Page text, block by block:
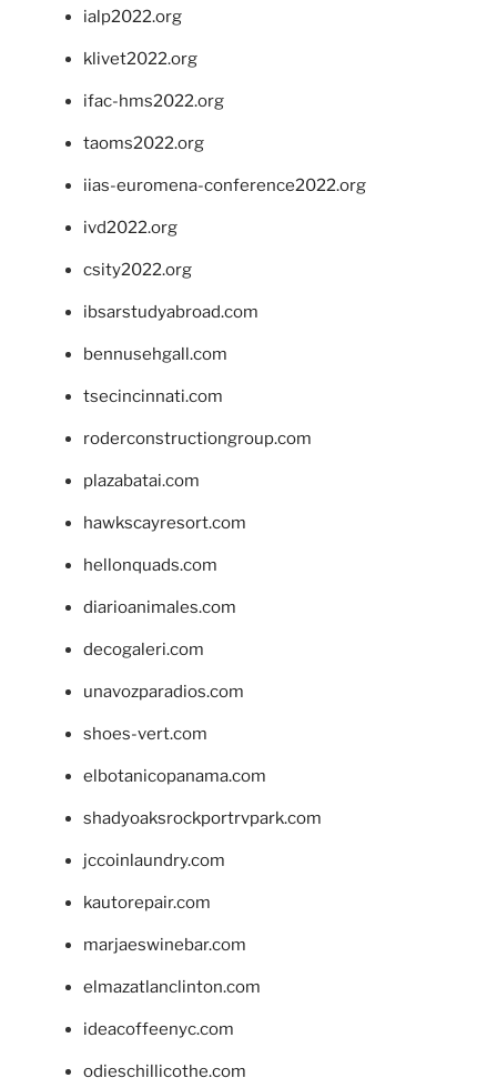
ialp2022.org
klivet2022.org
ifac-hms2022.org
taoms2022.org
iias-euromena-conference2022.org
ivd2022.org
csity2022.org
ibsarstudyabroad.com
bennusehgall.com
tsecincinnati.com
roderconstructiongroup.com
plazabatai.com
hawkscayresort.com
hellonquads.com
diarioanimales.com
decogaleri.com
unavozparadios.com
shoes-vert.com
elbotanicopanama.com
shadyoaksrockportrvpark.com
jccoinlaundry.com
kautorepair.com
marjaeswinebar.com
elmazatlanclinton.com
ideacoffeenyc.com
odieschillicothe.com